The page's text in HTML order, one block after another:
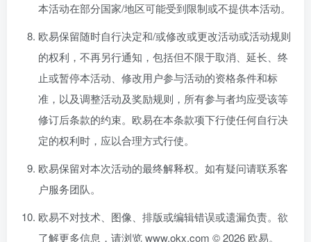
本活动在部分国家/地区可能受到限制或不提供本活动。
欧易保留随时自行决定和/或修改或更改活动或活动规则
的权利，不再另行通知，包括但不限于取消、延长、终
止或暂停本活动、修改用户参与活动的资格条件和标
准，以及调整活动及奖励规则，所有参与者均应受该等
修订后条款的约束。欧易在本条款项下行使任何自行决
定的权利时，应以合理方式行使。
欧易保留对本次活动的最终解释权。如有疑问请联系客
户服务团队。
欧易不对技术、图像、排版或编辑错误或遗漏负责。欲
了解更多信息，请浏览www.okx.com © 2026 欧易。